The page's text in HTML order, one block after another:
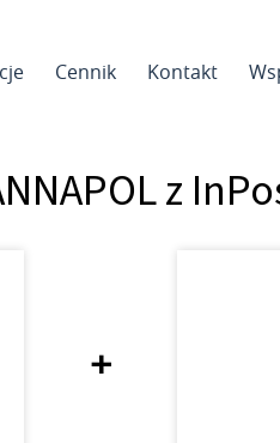
Cennik Kontakt
z
+